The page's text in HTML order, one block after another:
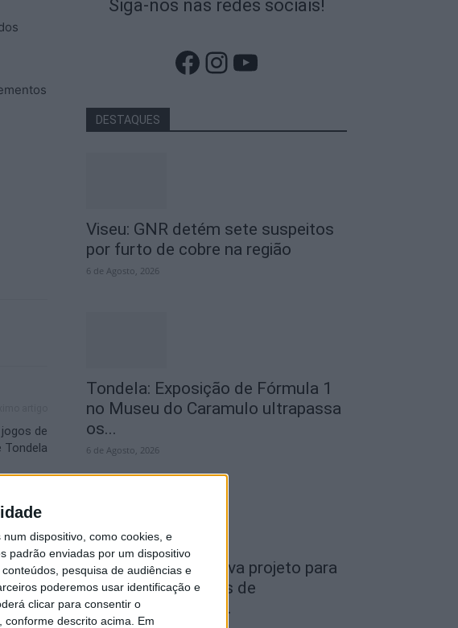
dispositivo, como cookies, e
padrão enviadas por um dispositivo
pesquisa de audiências e
poderemos usar identificação e
clicar para consentir o
descrito acima. Em
de
Tondela
Siga-nos nas redes sociais!
Facebook
Instagram
YouTube
DESTAQUES
Viseu: GNR detém sete suspeitos
por furto de cobre na região
6 de Agosto, 2026
Tondela: Exposição de Fórmula 1
no Museu do Caramulo ultrapassa
os...
6 de Agosto, 2026
Viseu: Câmara aprova projeto para
instalar 54 câmaras de
videovigilância em...